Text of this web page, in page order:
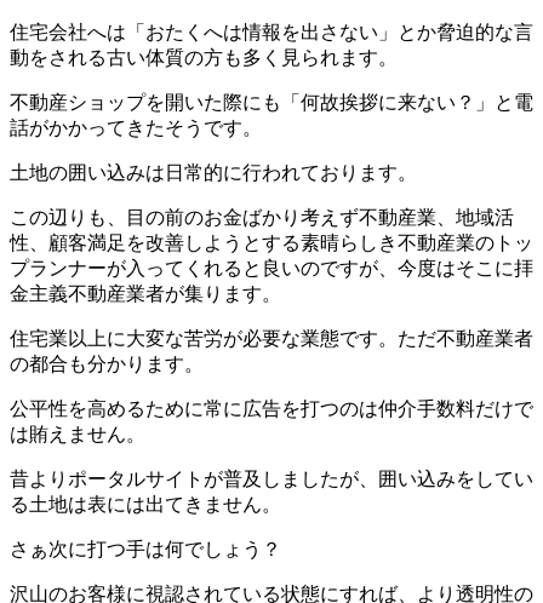
住宅会社へは「おたくへは情報を出さない」とか脅迫的な言
動をされる古い体質の方も多く見られます。
不動産ショップを開いた際にも「何故挨拶に来ない？」と電
話がかかってきたそうです。
土地の囲い込みは日常的に行われております。
この辺りも、目の前のお金ばかり考えず不動産業、地域活
性、顧客満足を改善しようとする素晴らしき不動産業のトッ
プランナーが入ってくれると良いのですが、今度はそこに拝
金主義不動産業者が集ります。
住宅業以上に大変な苦労が必要な業態です。ただ不動産業者
の都合も分かります。
公平性を高めるために常に広告を打つのは仲介手数料だけで
は賄えません。
昔よりポータルサイトが普及しましたが、囲い込みをしてい
る土地は表には出てきません。
さぁ次に打つ手は何でしょう？
沢山のお客様に視認されている状態にすれば、より透明性の